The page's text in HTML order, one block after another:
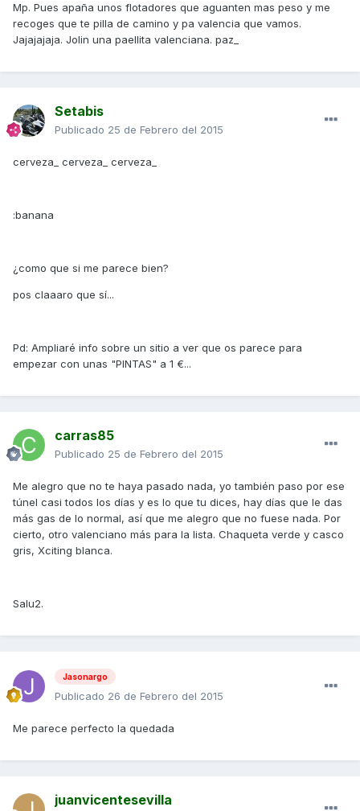
Mp. Pues apaña unos flotadores que aguanten mas peso y me
recoges que te pilla de camino y pa valencia que vamos.
Jajajajaja. Jolin una paellita valenciana. paz_
Setabis
Publicado 25 de Febrero del 2015
cerveza_ cerveza_ cerveza_
:banana
¿como que si me parece bien?
pos claaaro que sí...
Pd: Ampliaré info sobre un sitio a ver que os parece para
empezar con unas "PINTAS" a 1 €...
carras85
Publicado 25 de Febrero del 2015
Me alegro que no te haya pasado nada, yo también paso por ese
túnel casi todos los días y es lo que tu dices, hay días que le das
más gas de lo normal, así que me alegro que no fuese nada. Por
cierto, otro valenciano más para la lista. Chaqueta verde y casco
gris, Xciting blanca.
Salu2.
Jasonargo
Publicado 26 de Febrero del 2015
Me parece perfecto la quedada
juanvicentesevilla